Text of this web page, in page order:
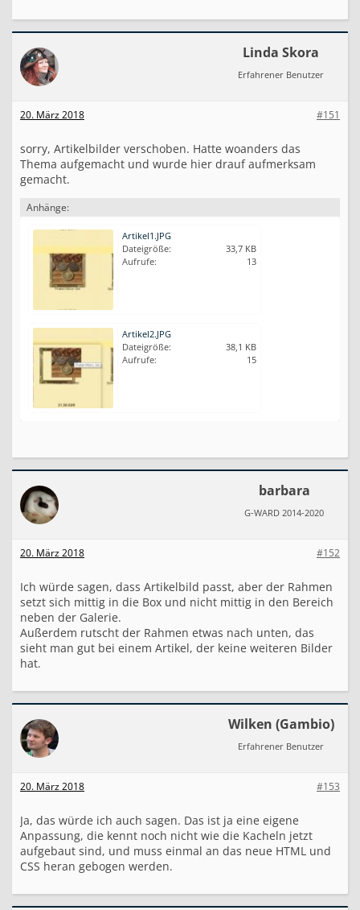
Linda Skora
Erfahrener Benutzer
#151
20. März 2018
sorry, Artikelbilder verschoben. Hatte woanders das
Thema aufgemacht und wurde hier drauf aufmerksam
gemacht.
Anhänge:
Artikel1.JPG
Dateigröße:
33,7 KB
Aufrufe:
13
Artikel2.JPG
Dateigröße:
38,1 KB
Aufrufe:
15
barbara
G-WARD 2014-2020
#152
20. März 2018
Ich würde sagen, dass Artikelbild passt, aber der Rahmen
setzt sich mittig in die Box und nicht mittig in den Bereich
neben der Galerie.
Außerdem rutscht der Rahmen etwas nach unten, das
sieht man gut bei einem Artikel, der keine weiteren Bilder
hat.
Wilken (Gambio)
Erfahrener Benutzer
#153
20. März 2018
Ja, das würde ich auch sagen. Das ist ja eine eigene
Anpassung, die kennt noch nicht wie die Kacheln jetzt
aufgebaut sind, und muss einmal an das neue HTML und
CSS heran gebogen werden.